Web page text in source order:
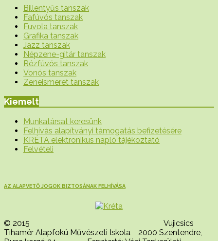
Billentyűs tanszak
Fafúvós tanszak
Fuvola tanszak
Grafika tanszak
Jazz tanszak
Népzene-gitár tanszak
Rézfúvós tanszak
Vonós tanszak
Zeneismeret tanszak
Kiemelt
Munkatársat keresünk
Felhívás alapítványi támogatás befizetésére
KRÉTA elektronikus napló tájékoztató
Felvételi
AZ ALAPVETŐ JOGOK BIZTOSÁNAK FELHÍVÁSA
© 2015 Vujicsics
Tihamér Alapfokú Művészeti Iskola 2000 Szentendre,